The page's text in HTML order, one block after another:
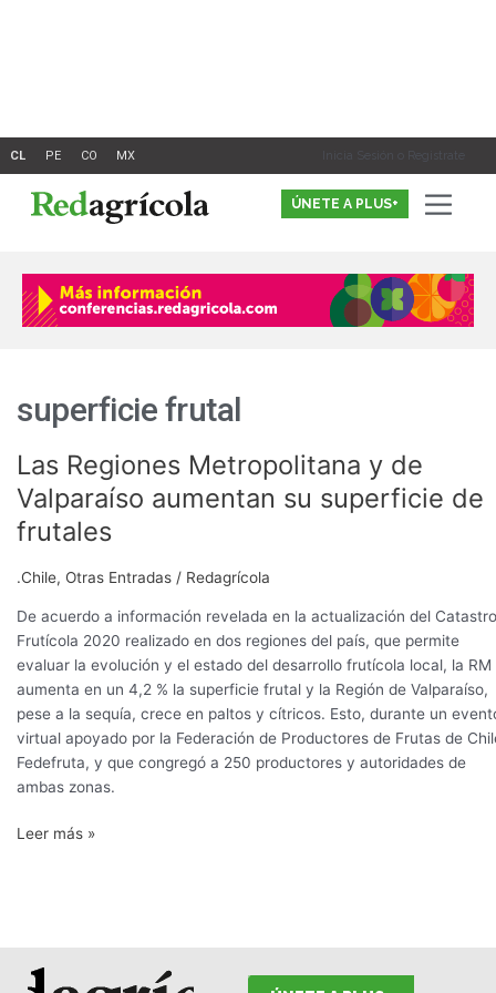
Inicia Sesión o Registrate
ÚNETE A PLUS+
superficie frutal
Las Regiones Metropolitana y de
Valparaíso aumentan su superficie de
frutales
.Chile, Otras Entradas / Redagrícola
De acuerdo a información revelada en la actualización del Catastro
Frutícola 2020 realizado en dos regiones del país, que permite
evaluar la evolución y el estado del desarrollo frutícola local, la RM
aumenta en un 4,2 % la superficie frutal y la Región de Valparaíso,
pese a la sequía, crece en paltos y cítricos. Esto, durante un
virtual apoyado por la Federación de Productores de Frutas de
Fedefruta, y que congregó a 250 productores y autoridades de
ambas zonas.
Las
Regiones
Metropolitana
y
Valparaíso
aumentan
su
superficie
Leer más »